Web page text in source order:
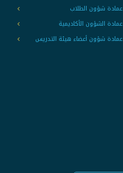
عمادة شؤون الطلاب
عمادة الشؤون الأكاديمية
عمادة شؤون أعضاء هيئة التدريس